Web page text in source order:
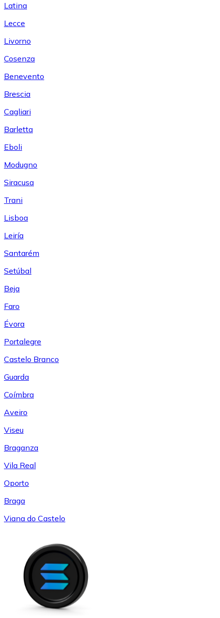
Latina
Lecce
Livorno
Cosenza
Benevento
Brescia
Cagliari
Barletta
Eboli
Modugno
Siracusa
Trani
Lisboa
Leiría
Santarém
Setúbal
Beja
Faro
Évora
Portalegre
Castelo Branco
Guarda
Coímbra
Aveiro
Viseu
Braganza
Vila Real
Oporto
Braga
Viana do Castelo